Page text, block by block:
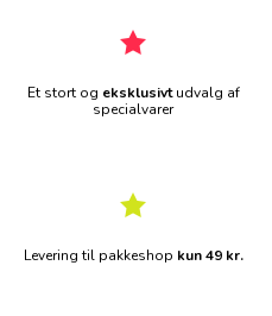
Et stort og eksklusivtudvalg af
specialvarer
Levering til pakkeshop kun 49 kr.